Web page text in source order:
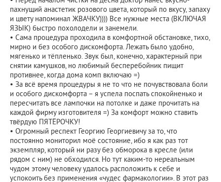
пахнущий анастетик розового цвета, который по вкусу, запаху
и цвету напоминал ЖВАЧКУ)))) Все нужные места (ВКЛЮЧАЯ
ЯЗЫК) быстро похолодели и занемели.
• Сама процедура проходила в комфортной обстановке, тихо,
мирно и без особого дискомфорта. Лежать было удобно,
мягенько и тёпленько. Звук был, конечно, характерный при
снятии камушков, но любимый бесперебойник пищит
противнее, когда дома комп включаю =)
• За всё время процедуры я не то что не почувствовала боли
и особого дискомфорта – я успела поспать спокойненько и
пересчитать все лампочки на потолке и даже прочитать на
каждой фирму изготовителя =) За комфорт можно ставить
твёрдую ПЯТЁРОЧКУ!
• Огромный респект Георгию Георгиевичу за то, что
постоянно мониторил моё состояние, ибо я как раз тот
экземпляр, который ни разу без обморока в кресле (или
рядом с ним) не обходился. Но тут каким-то нереальным
чудом этому человеку удалось расположить к себе и
успокоить без применения «чудес фармакологии». В этот раз